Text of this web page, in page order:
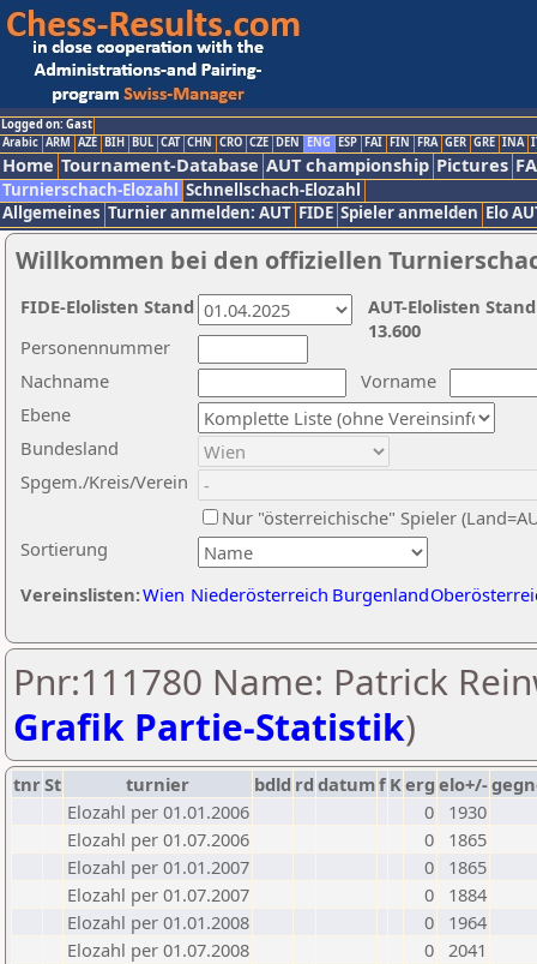
Logged on: Gast
Arabic ARM AZE BIH BUL CAT CHN CRO CZE DEN ENG ESP FAI FIN FRA GER GRE INA
Home Tournament-Database AUT championship Pictures
Turnierschach-Elozahl Schnellschach-Elozahl
Allgemeines Turnier anmelden: AUT FIDE Spieler anmelden Elo
Willkommen bei den offiziellen
Nachname
Vorname
Ebene
Sortierung
Personennummer
Bundesland
Spgem./Kreis/Verein
Nur "österreichische" Spieler
Vereinslisten:Wien Niederösterreich Burgenland
AUT-Elolisten
13.600
FIDE-Elolisten Stand
Pnr:111780 Name: Patrick
Grafik Partie-Statistik)
tnrSt turnier bdld rd datumf Kerg elo+/-
Elozahl per 01.01.2006
0
1930
Elozahl per 01.07.2006
0
1865
Elozahl per 01.01.2007
0
1865
Elozahl per 01.07.2007
0
1884
Elozahl per 01.01.2008
0
1964
Elozahl per 01.07.2008
0 2041